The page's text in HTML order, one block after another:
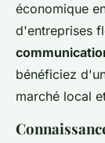
économique
d'entreprises
bénéficiez
marché local